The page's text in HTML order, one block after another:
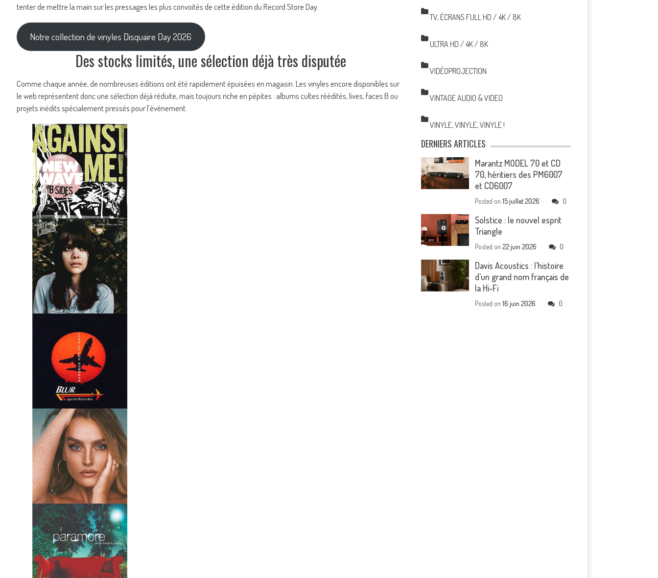
tenter de mettre la main sur les pressages les plus convoités de cette édition du Record Store Day.
Notre collection de vinyles Disquaire Day 2026
Des stocks limités, une sélection déjà très disputée
Comme chaque année, de nombreuses éditions ont été rapidement épuisées en magasin. Les vinyles encore disponibles sur
le web représentent donc une sélection déjà réduite, mais toujours riche en pépites : albums cultes réédités, lives, faces B ou
projets inédits spécialement pressés pour l’événement.
TV, ÉCRANS FULL HD / 4K / 8K
ULTRA HD / 4K / 8K
VIDÉOPROJECTION
VINTAGE AUDIO & VIDEO
VINYLE, VINYLE, VINYLE !
DERNIERS ARTICLES
Marantz MODEL 70 et CD
70, héritiers des PM6007
et CD6007
Posted on15 juillet 2026 0
Solstice : le nouvel esprit
Triangle
Posted on22 juin 2026 0
Davis Acoustics : l’histoire
d’un grand nom français de
la Hi-Fi
Posted on16 juin 2026 0